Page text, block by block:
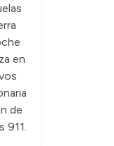
en
de
911.